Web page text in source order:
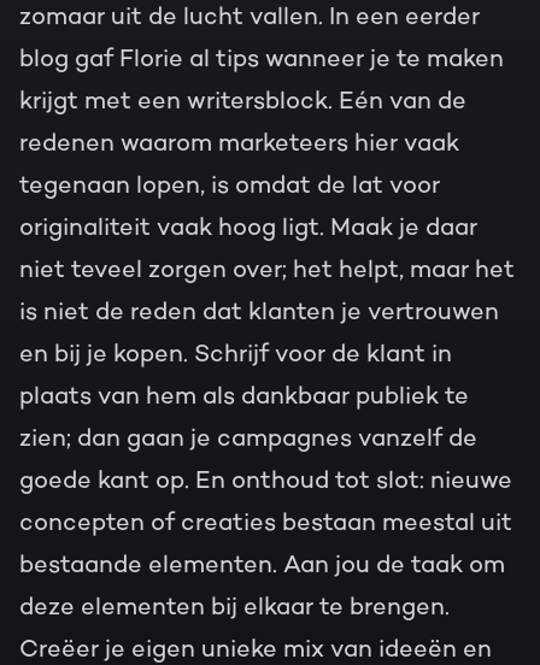
zomaar uit de lucht vallen. In een eerder
blog gaf Florie al tips wanneer je te maken
krijgt met een writersblock. Eén van de
redenen waarom marketeers hier vaak
tegenaan lopen, is omdat de lat voor
originaliteit vaak hoog ligt. Maak je daar
niet teveel zorgen over; het helpt, maar het
is niet de reden dat klanten je vertrouwen
en bij je kopen. Schrijf voor de klant in
plaats van hem als dankbaar publiek te
zien; dan gaan je campagnes vanzelf de
goede kant op. En onthoud tot slot: nieuwe
concepten of creaties bestaan meestal uit
bestaande elementen. Aan jou de taak om
deze elementen bij elkaar te brengen.
Creëer je eigen unieke mix van ideeën en